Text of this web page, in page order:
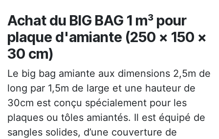
Achat du BIG BAG 1 m³ pour
plaque d'amiante (250 x 150 x
30 cm)
Le big bag amiante aux dimensions 2,5m de
long par 1,5m de large et une hauteur de
30cm est conçu spécialement pour les
plaques ou tôles amiantés. Il est équipé de
sangles solides, d’une couverture de